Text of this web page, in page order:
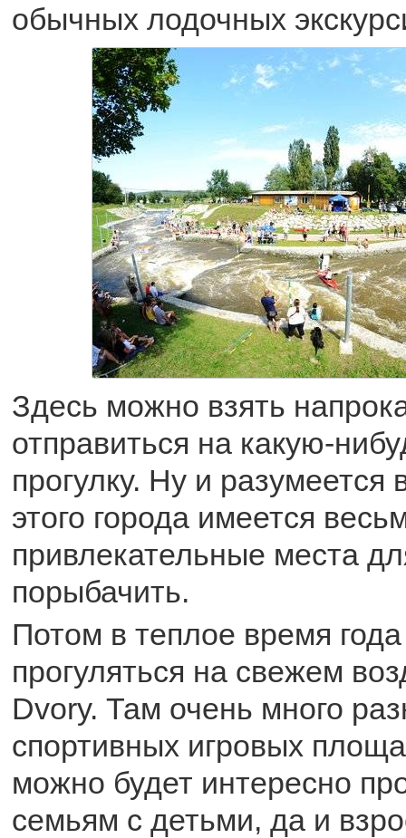
обычных лодочных
Здесь можно взять
отправиться на какую-
прогулку. Ну и разумеется
этого города имеется
привлекательные места
порыбачить.
Потом в теплое время
прогуляться на свежем
Dvory. Там очень много
спортивных игровых
можно будет интересно
семьям с детьми, да и